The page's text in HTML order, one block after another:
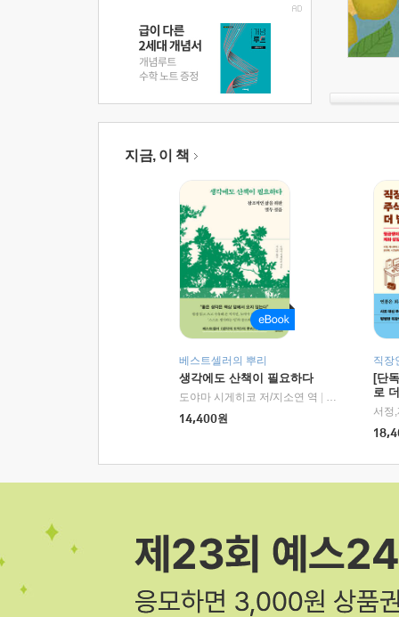
지금, 이 책
베스트셀러의 뿌리
생각에도 산책이 필요하다
도야마 시게히코 저/지소연 역
알에이치코리
14,400원
직장
[단
로